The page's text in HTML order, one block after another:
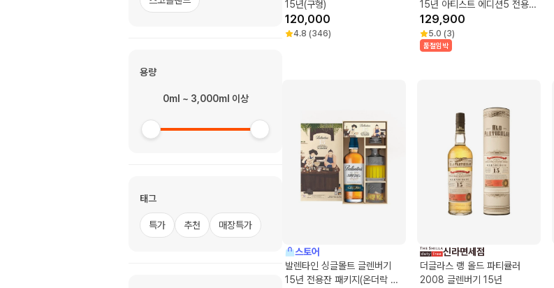
용량
0ml ~ 3,000ml 이상
태그
특가 추천 매장특가
15년(구형)
120,000
4.8 (346)
15년 아티스트 에디션5 전용잔
패키지 (유러피안 노징 글라스
2개)
129,900
5.0 (3)
품절임박
스토어
발렌타인 싱글몰트 글렌버기
15년 전용잔 패키지(온더락 글
신라면세점
더글라스 랭 올드 파티큘러
2008 글렌버기 15년